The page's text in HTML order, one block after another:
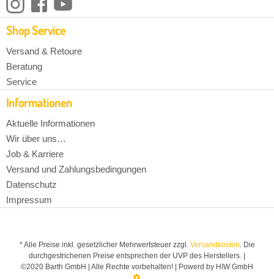
Shop Service
Versand & Retoure
Beratung
Service
Informationen
Aktuelle Informationen
Wir über uns…
Job & Karriere
Versand und Zahlungsbedingungen
Datenschutz
Impressum
* Alle Preise inkl. gesetzlicher Mehrwertsteuer zzgl. Versandkosten. Die
durchgestrichenen Preise entsprechen der UVP des Herstellers. |
©2020 Barth GmbH | Alle Rechte vorbehalten! | Powerd by HIW GmbH